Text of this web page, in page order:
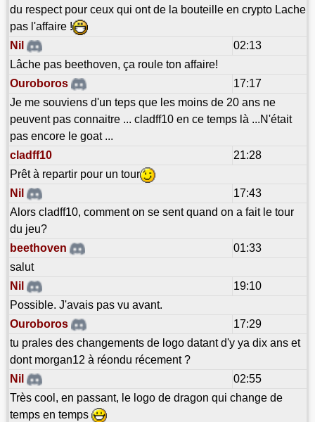
du respect pour ceux qui ont de la bouteille en crypto Lache
pas l'affaire !
Nil
02:13
Lâche pas beethoven, ça roule ton affaire!
Ouroboros
17:17
Je me souviens d'un teps que les moins de 20 ans ne
peuvent pas connaitre ... cladff10 en ce temps là ...N'était
pas encore le goat ...
cladff10
21:28
Prêt à repartir pour un tour
Nil
17:43
Alors cladff10, comment on se sent quand on a fait le tour
du jeu?
beethoven
01:33
salut
Nil
19:10
Possible. J'avais pas vu avant.
Ouroboros
17:29
tu prales des changements de logo datant d'y ya dix ans et
dont morgan12 à réondu récement ?
Nil
02:55
Très cool, en passant, le logo de dragon qui change de
temps en temps